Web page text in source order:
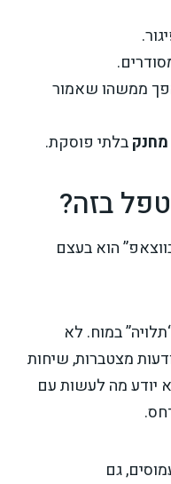
ממשהו שאמור
בלתי פוסקת.
בזה?
הוא בעצם
במוח. לא
מצטברות, שיחות
יודע מה לעשות עם
גם